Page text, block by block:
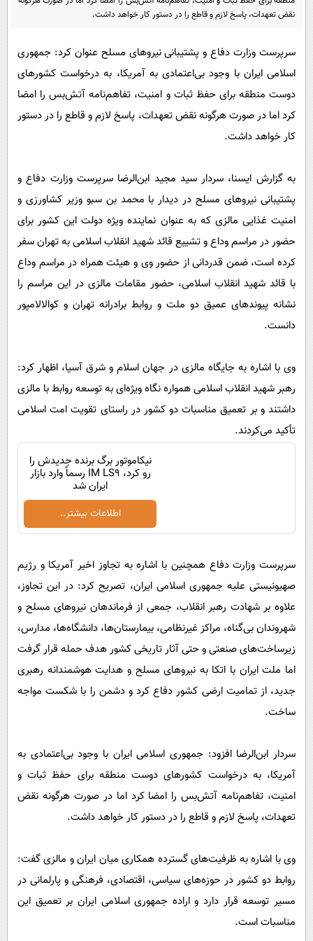
سرگرمی
گوناگون
محیط زیست
اجتماعی
حیات وحش
سیاست خارجی
پیامک
آشپزی
دانلود
نقض تعهدات، پاسخ لازم و قاطع را در دستور کار خواهد داشت.
سرپرست وزارت دفاع و پشتیبانی نیروهای مسلح عنوان کرد: جمهوری
اسلامی ایران با وجود بی‌اعتمادی به آمریکا، به درخواست کشورهای
دوست منطقه برای حفظ ثبات و امنیت، تفاهم‌نامه آتش‌بس را امضا
کرد اما در صورت هرگونه نقض تعهدات، پاسخ لازم و قاطع را در دستور
کار خواهد داشت.
به گزارش ایسنا، سردار سید مجید ابن‌الرضا سرپرست وزارت دفاع و
پشتیبانی نیروهای مسلح در دیدار با محمد بن سبو وزیر کشاورزی و
امنیت غذایی مالزی که به عنوان نماینده ویژه دولت این کشور برای
حضور در مراسم وداع و تشییع قائد شهید انقلاب اسلامی به تهران سفر
کرده است، ضمن قدردانی از حضور وی و هیئت همراه در مراسم وداع
با قائد شهید انقلاب اسلامی، حضور مقامات مالزی در این مراسم را
نشانه پیوندهای عمیق دو ملت و روابط برادرانه تهران و کوالالامپور
دانست.
وی با اشاره به جایگاه مالزی در جهان اسلام و شرق آسیا، اظهار کرد:
رهبر شهید انقلاب اسلامی همواره نگاه ویژه‌ای به توسعه روابط با مالزی
داشتند و بر تعمیق مناسبات دو کشور در راستای تقویت امت اسلامی
تأکید می‌کردند.
نیکاموتور برگ برنده جدیدش را
رو کرد، IM LS9 رسماً وارد بازار
ایران شد
اطلاعات بیشتر..
سرپرست وزارت دفاع همچنین با اشاره به تجاوز اخیر آمریکا و رژیم
صهیونیستی علیه جمهوری اسلامی ایران، تصریح کرد: در این تجاوز،
علاوه بر شهادت رهبر انقلاب، جمعی از فرماندهان نیروهای مسلح و
شهروندان بی‌گناه، مراکز غیرنظامی، بیمارستان‌ها، دانشگاه‌ها، مدارس،
زیرساخت‌های صنعتی و حتی آثار تاریخی کشور هدف حمله قرار گرفت
اما ملت ایران با اتکا به نیروهای مسلح و هدایت هوشمندانه رهبری
جدید، از تمامیت ارضی کشور دفاع کرد و دشمن را با شکست مواجه
ساخت.
سردار ابن‌الرضا افزود: جمهوری اسلامی ایران با وجود بی‌اعتمادی به
آمریکا، به درخواست کشورهای دوست منطقه برای حفظ ثبات و
امنیت، تفاهم‌نامه آتش‌بس را امضا کرد اما در صورت هرگونه نقض
تعهدات، پاسخ لازم و قاطع را در دستور کار خواهد داشت.
وی با اشاره به ظرفیت‌های گسترده همکاری میان ایران و مالزی گفت:
روابط دو کشور در حوزه‌های سیاسی، اقتصادی، فرهنگی و پارلمانی در
مسیر توسعه قرار دارد و اراده جمهوری اسلامی ایران بر تعمیق این
مناسبات است.